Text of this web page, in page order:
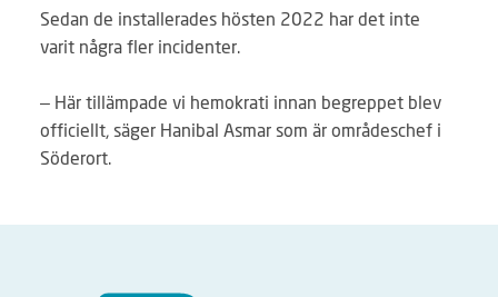
Sedan de installerades hösten 2022 har det inte
varit några fler incidenter.
– Här tillämpade vi hemokrati innan begreppet blev
officiellt, säger Hanibal Asmar som är områdeschef i
Söderort.